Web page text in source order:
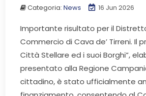
Categoria:News 16 Jun 2026
Importante risultato per il
Commercio di Cava de’ Tirreni. Il
Città Stellare ed i suoi Borghi”,
presentato alla Regione
cittadino, è stato ufficialmente